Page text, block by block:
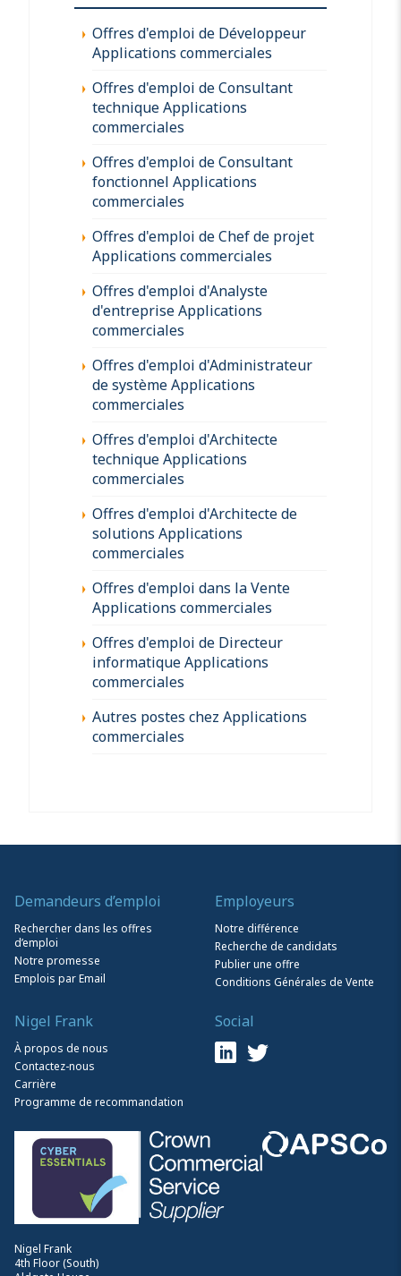
Offres d'emploi de Développeur
Applications commerciales
Offres d'emploi de Consultant
technique Applications
commerciales
Offres d'emploi de Consultant
fonctionnel Applications
commerciales
Offres d'emploi de Chef de projet
Applications commerciales
Offres d'emploi d'Analyste
d'entreprise Applications
commerciales
Offres d'emploi d'Administrateur
de système Applications
commerciales
Offres d'emploi d'Architecte
technique Applications
commerciales
Offres d'emploi d'Architecte de
solutions Applications
commerciales
Offres d'emploi dans la Vente
Applications commerciales
Offres d'emploi de Directeur
informatique Applications
commerciales
Autres postes chez Applications
commerciales
Nigel Frank
4th Floor (South)
Demandeurs d’emploi
Rechercher dans les offres
d’emploi
Notre promesse
Emplois par Email
Employeurs
Notre différence
Recherche de candidats
Publier une offre
Conditions Générales de Vente
Nigel Frank
À propos de nous
Contactez-nous
Carrière
Programme de recommandation
Social